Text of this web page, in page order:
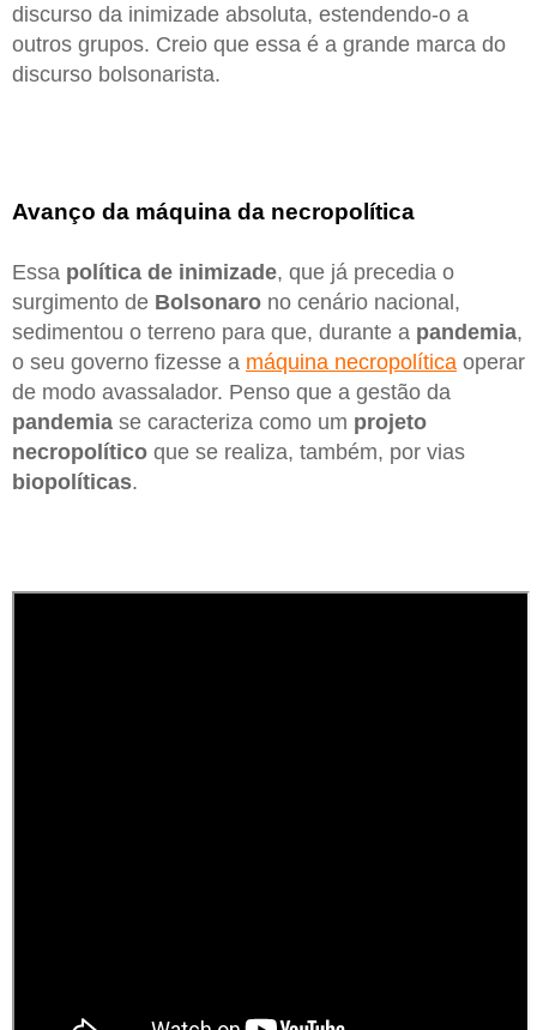
discurso da inimizade absoluta, estendendo-o a
outros grupos. Creio que essa é a grande marca do
discurso bolsonarista.
Avanço da máquina da necropolítica
Essa política de inimizade, que já precedia o
surgimento de Bolsonaro no cenário nacional,
sedimentou o terreno para que, durante a pandemia,
o seu governo fizesse a máquina necropolítica operar
de modo avassalador. Penso que a gestão da
pandemia se caracteriza como um projeto
necropolítico que se realiza, também, por vias
biopolíticas.